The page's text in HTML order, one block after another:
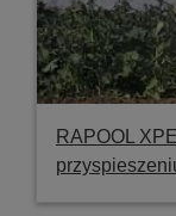
RAPOOL